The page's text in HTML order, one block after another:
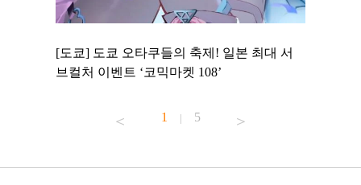
[도쿄] 도쿄 오타쿠들의 축제! 일본 최대 서
브컬처 이벤트 ‘코믹마켓 108’
1 | 5